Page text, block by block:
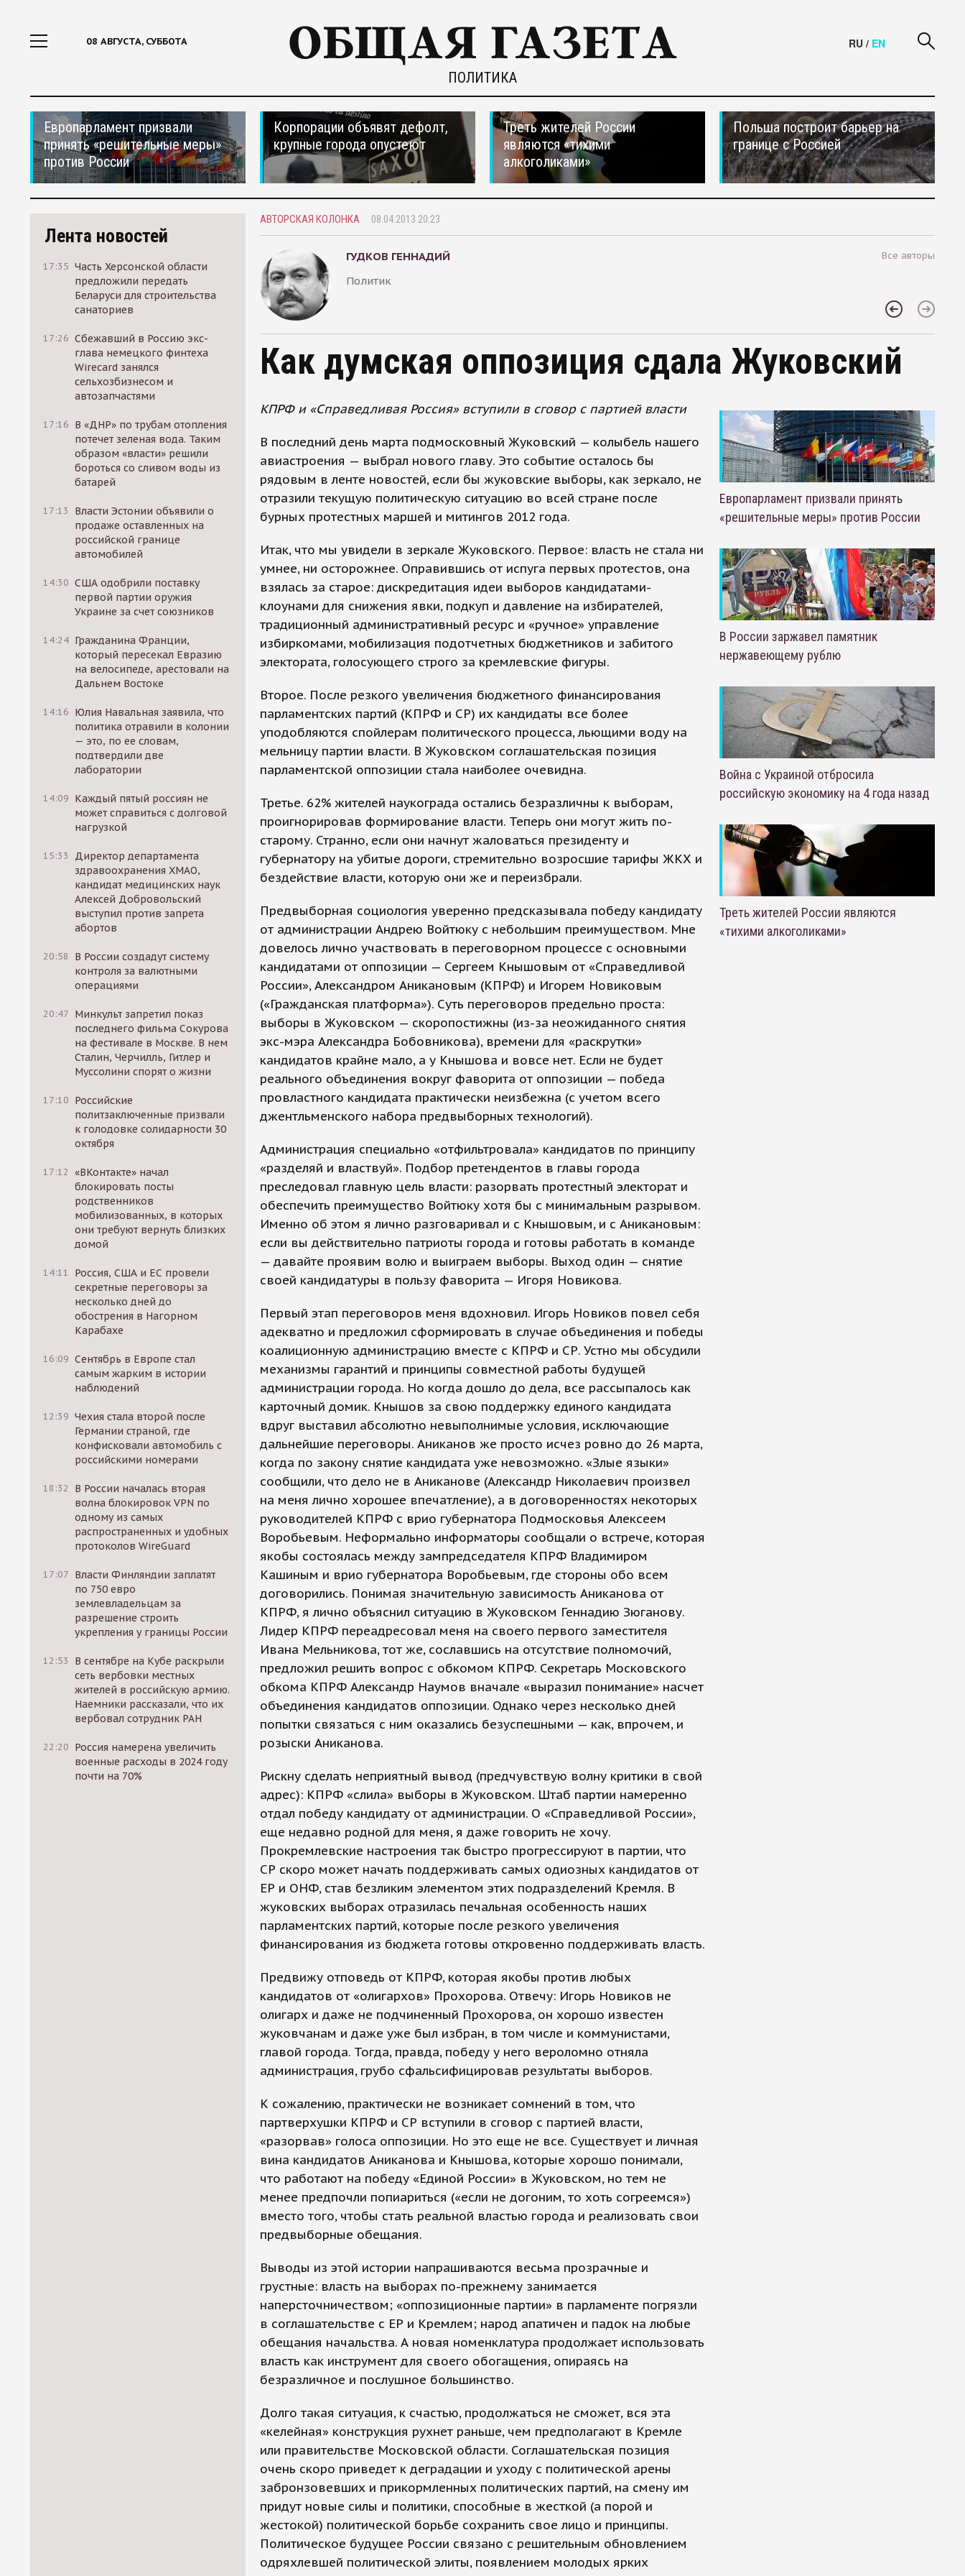
08 АВГУСТА, СУББОТА
ПОЛИТИКА
RU / EN
Европарламент призвали
принять «решительные меры»
против России
Корпорации объявят дефолт,
крупные города опустеют
Треть жителей России
являются «тихими
алкоголиками»
Польша построит барьер на
границе с Россией
Лента новостей
17:35 Часть Херсонской области
предложили передать
Беларуси для строительства
санаториев
17:26 Сбежавший в Россию экс-
глава немецкого финтеха
Wirecard занялся
сельхозбизнесом и
автозапчастями
17:16 В «ДНР» по трубам отопления
потечет зеленая вода. Таким
образом «власти» решили
бороться со сливом воды из
батарей
17:13
Власти Эстонии объявили о
продаже оставленных на
российской границе
автомобилей
14:30 США одобрили поставку
первой партии оружия
Украине за счет союзников
14:24 Гражданина Франции,
который пересекал Евразию
на велосипеде, арестовали на
Дальнем Востоке
14:16 Юлия Навальная заявила, что
политика отравили в колонии
— это, по ее словам,
подтвердили две
лаборатории
14:09 Каждый пятый россиян не
может справиться с долговой
нагрузкой
15:33
Директор департамента
здравоохранения ХМАО,
кандидат медицинских наук
Алексей Добровольский
выступил против запрета
абортов
20:58
В России создадут систему
контроля за валютными
операциями
20:47 Минкульт запретил показ
последнего фильма Сокурова
на фестивале в Москве. В нем
Сталин, Черчилль, Гитлер и
Муссолини спорят о жизни
17:10 Российские
политзаключенные призвали
к голодовке солидарности 30
октября
17:12 «ВКонтакте» начал
блокировать посты
родственников
мобилизованных, в которых
они требуют вернуть близких
домой
14:11
Россия, США и ЕС провели
секретные переговоры за
несколько дней до
обострения в Нагорном
Карабахе
16:09 Сентябрь в Европе стал
самым жарким в истории
наблюдений
12:39 Чехия стала второй после
Германии страной, где
конфисковали автомобиль с
российскими номерами
18:32
В России началась вторая
волна блокировок VPN по
одному из самых
распространенных и удобных
протоколов WireGuard
17:07 Власти Финляндии заплатят
по 750 евро
землевладельцам за
разрешение строить
укрепления у границы России
12:53
В сентябре на Кубе раскрыли
сеть вербовки местных
жителей в российскую армию.
Наемники рассказали, что их
вербовал сотрудник РАН
22:20 Россия намерена увеличить
военные расходы в 2024 году
почти на 70%
АВТОРСКАЯ КОЛОНКА 08.04.2013 20:23
ГУДКОВ ГЕННАДИЙ
Политик
Все авторы
Как думская оппозиция сдала Жуковский
КПРФ и «Справедливая Россия» вступили в сговор с партией власти
В последний день марта подмосковный Жуковский — колыбель нашего
авиастроения — выбрал нового главу. Это событие осталось бы
рядовым в ленте новостей, если бы жуковские выборы, как зеркало, не
отразили текущую политическую ситуацию во всей стране после
бурных протестных маршей и митингов 2012 года.
Итак, что мы увидели в зеркале Жуковского. Первое: власть не стала ни
умнее, ни осторожнее. Оправившись от испуга первых протестов, она
взялась за старое: дискредитация идеи выборов кандидатами-
клоунами для снижения явки, подкуп и давление на избирателей,
традиционный административный ресурс и «ручное» управление
избиркомами, мобилизация подотчетных бюджетников и забитого
электората, голосующего строго за кремлевские фигуры.
Второе. После резкого увеличения бюджетного финансирования
парламентских партий (КПРФ и СР) их кандидаты все более
уподобляются спойлерам политического процесса, льющими воду на
мельницу партии власти. В Жуковском соглашательская позиция
парламентской оппозиции стала наиболее очевидна.
Третье. 62% жителей наукограда остались безразличны к выборам,
проигнорировав формирование власти. Теперь они могут жить по-
старому. Странно, если они начнут жаловаться президенту и
губернатору на убитые дороги, стремительно возросшие тарифы ЖКХ и
бездействие власти, которую они же и переизбрали.
Предвыборная социология уверенно предсказывала победу кандидату
от администрации Андрею Войтюку с небольшим преимуществом. Мне
довелось лично участвовать в переговорном процессе с основными
кандидатами от оппозиции — Сергеем Кнышовым от «Справедливой
России», Александром Аникановым (КПРФ) и Игорем Новиковым
(«Гражданская платформа»). Суть переговоров предельно проста:
выборы в Жуковском — скоропостижны (из-за неожиданного снятия
экс-мэра Александра Бобовникова), времени для «раскрутки»
кандидатов крайне мало, а у Кнышова и вовсе нет. Если не будет
реального объединения вокруг фаворита от оппозиции — победа
провластного кандидата практически неизбежна (с учетом всего
джентльменского набора предвыборных технологий).
Администрация специально «отфильтровала» кандидатов по принципу
«разделяй и властвуй». Подбор претендентов в главы города
преследовал главную цель власти: разорвать протестный электорат и
обеспечить преимущество Войтюку хотя бы с минимальным разрывом.
Именно об этом я лично разговаривал и с Кнышовым, и с Аникановым:
если вы действительно патриоты города и готовы работать в команде
— давайте проявим волю и выиграем выборы. Выход один — снятие
своей кандидатуры в пользу фаворита — Игоря Новикова.
Первый этап переговоров меня вдохновил. Игорь Новиков повел себя
адекватно и предложил сформировать в случае объединения и победы
коалиционную администрацию вместе с КПРФ и СР. Устно мы обсудили
механизмы гарантий и принципы совместной работы будущей
администрации города. Но когда дошло до дела, все рассыпалось как
карточный домик. Кнышов за свою поддержку единого кандидата
вдруг выставил абсолютно невыполнимые условия, исключающие
дальнейшие переговоры. Аниканов же просто исчез ровно до 26 марта,
когда по закону снятие кандидата уже невозможно. «Злые языки»
сообщили, что дело не в Аниканове (Александр Николаевич произвел
на меня лично хорошее впечатление), а в договоренностях некоторых
руководителей КПРФ с врио губернатора Подмосковья Алексеем
Воробьевым. Неформально информаторы сообщали о встрече, которая
якобы состоялась между зампредседателя КПРФ Владимиром
Кашиным и врио губернатора Воробьевым, где стороны обо всем
договорились. Понимая значительную зависимость Аниканова от
КПРФ, я лично объяснил ситуацию в Жуковском Геннадию Зюганову.
Лидер КПРФ переадресовал меня на своего первого заместителя
Ивана Мельникова, тот же, сославшись на отсутствие полномочий,
предложил решить вопрос с обкомом КПРФ. Секретарь Московского
обкома КПРФ Александр Наумов вначале «выразил понимание» насчет
объединения кандидатов оппозиции. Однако через несколько дней
попытки связаться с ним оказались безуспешными — как, впрочем, и
розыски Аниканова.
Рискну сделать неприятный вывод (предчувствую волну критики в свой
адрес): КПРФ «слила» выборы в Жуковском. Штаб партии намеренно
отдал победу кандидату от администрации. О «Справедливой России»,
еще недавно родной для меня, я даже говорить не хочу.
Прокремлевские настроения так быстро прогрессируют в партии, что
СР скоро может начать поддерживать самых одиозных кандидатов от
ЕР и ОНФ, став безликим элементом этих подразделений Кремля. В
жуковских выборах отразилась печальная особенность наших
парламентских партий, которые после резкого увеличения
финансирования из бюджета готовы откровенно поддерживать власть.
Предвижу отповедь от КПРФ, которая якобы против любых
кандидатов от «олигархов» Прохорова. Отвечу: Игорь Новиков не
олигарх и даже не подчиненный Прохорова, он хорошо известен
жуковчанам и даже уже был избран, в том числе и коммунистами,
главой города. Тогда, правда, победу у него вероломно отняла
администрация, грубо сфальсифицировав результаты выборов.
К сожалению, практически не возникает сомнений в том, что
партверхушки КПРФ и СР вступили в сговор с партией власти,
«разорвав» голоса оппозиции. Но это еще не все. Существует и личная
вина кандидатов Аниканова и Кнышова, которые хорошо понимали,
что работают на победу «Единой России» в Жуковском, но тем не
менее предпочли попиариться («если не догоним, то хоть согреемся»)
вместо того, чтобы стать реальной властью города и реализовать свои
предвыборные обещания.
Выводы из этой истории напрашиваются весьма прозрачные и
грустные: власть на выборах по-прежнему занимается
наперсточничеством; «оппозиционные партии» в парламенте погрязли
в соглашательстве с ЕР и Кремлем; народ апатичен и падок на любые
обещания начальства. А новая номенклатура продолжает использовать
власть как инструмент для своего обогащения, опираясь на
безразличное и послушное большинство.
Долго такая ситуация, к счастью, продолжаться не сможет, вся эта
«келейная» конструкция рухнет раньше, чем предполагают в Кремле
или правительстве Московской области. Соглашательская позиция
очень скоро приведет к деградации и уходу с политической арены
забронзовевших и прикормленных политических партий, на смену им
придут новые силы и политики, способные в жесткой (а порой и
жестокой) политической борьбе сохранить свое лицо и принципы.
Политическое будущее России связано с решительным обновлением
одряхлевшей политической элиты, появлением молодых ярких
Европарламент призвали принять
«решительные меры» против России
В России заржавел памятник
нержавеющему рублю
Война с Украиной отбросила
российскую экономику на 4 года назад
Треть жителей России являются
«тихими алкоголиками»